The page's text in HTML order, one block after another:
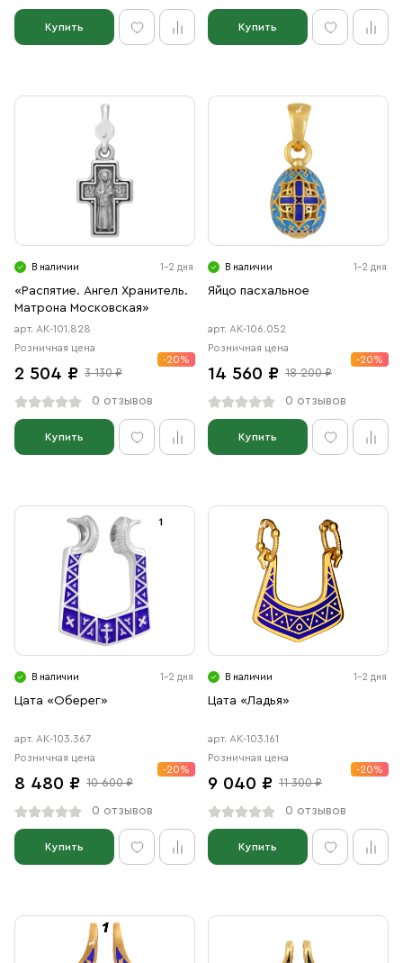
Купить Купить
В наличии 1-2 дня
«Распятие. Ангел Хранитель.
Матрона Московская»
арт. АК-101.828
Розничная цена
2 504 ₽ 3 130 ₽
-20%
0 отзывов
Купить
В наличии 1-2 дня
Яйцо пасхальное
арт. АК-106.052
Розничная цена
14 560 ₽ 18 200 ₽
-20%
0 отзывов
Купить
В наличии 1-2 дня
Цата «Оберег»
арт. АК-103.367
Розничная цена
8 480 ₽ 10 600 ₽
-20%
0 отзывов
Купить
В наличии 1-2 дня
Цата «Ладья»
арт. АК-103.161
Розничная цена
9 040 ₽ 11 300 ₽
-20%
0 отзывов
Купить